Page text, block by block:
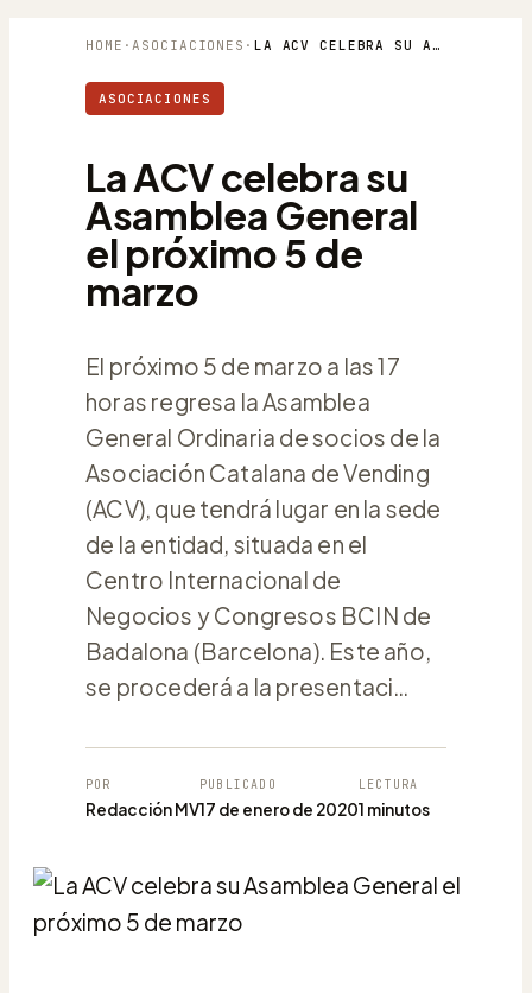
HOME ·ASOCIACIONES · LA ACV CELEBRA SU ASAMBLEA GENERAL EL PRÓXIMO 5 DE MARZO
ASOCIACIONES
La ACV celebra su
Asamblea General
el próximo 5 de
marzo
El próximo 5 de marzo a las 17
horas regresa la Asamblea
General Ordinaria de socios de la
Asociación Catalana de Vending
(ACV), que tendrá lugar en la sede
de la entidad, situada en el
Centro Internacional de
Negocios y Congresos BCIN de
Badalona (Barcelona). Este año,
se procederá a la presentaci…
POR
Redacción MV
PUBLICADO
17 de enero de 2020
LECTURA
1 minutos